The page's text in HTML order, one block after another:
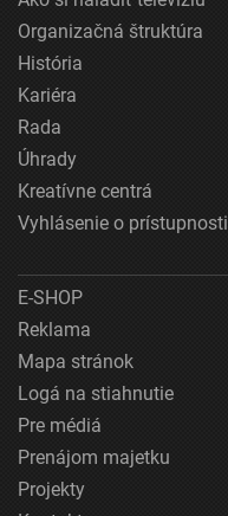
Organizačná štruktúra
História
Kariéra
Rada
Úhrady
Kreatívne centrá
Vyhlásenie o prístupnosti
E-SHOP
Reklama
Mapa stránok
Logá na stiahnutie
Pre médiá
Prenájom majetku
Projekty